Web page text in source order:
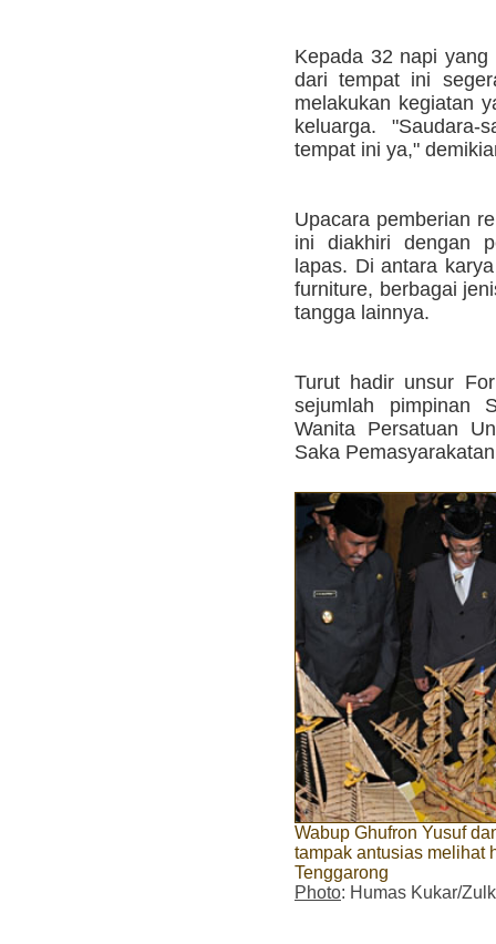
Kepada 32 napi
dari tempat ini
melakukan kegiatan
keluarga.
tempat ini ya,"
Upacara pemberian
ini diakhiri dengan
lapas. Di antara
furniture, berbagai
tangga lainnya.
Turut hadir unsur
sejumlah pimpinan
Wanita Persatuan
Saka
Wabup Ghufron Yusuf
tampak antusias melihat
Tenggarong
Photo: Humas Kukar/